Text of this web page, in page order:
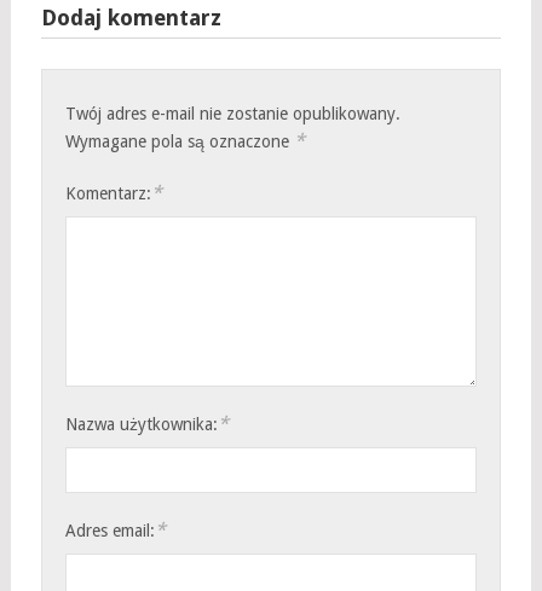
Dodaj komentarz
Twój adres e-mail nie zostanie opublikowany.
Wymagane pola są oznaczone *
Komentarz: *
Nazwa użytkownika: *
Adres email: *